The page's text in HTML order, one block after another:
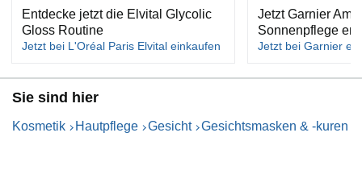
Entdecke jetzt die Elvital Glycolic
Gloss Routine
Jetzt bei L'Oréal Paris Elvital einkaufen
Jetzt Garnier
Sonnenpflege
Jetzt bei Garnier
Sie sind hier
Kosmetik Hautpflege Gesicht Gesichtsmasken & -kuren